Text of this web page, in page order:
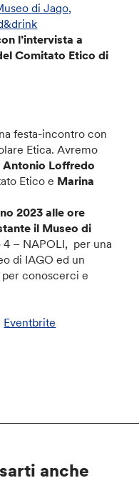
di Jago,
l’intervista a
Comitato Etico di
festa-incontro con
Etica. Avremo
Antonio Loffredo
Etico e Marina
2023 alle ore
il Museo di
4 – NAPOLI, per una
di IAGO ed un
conoscerci e
Eventbrite
anche